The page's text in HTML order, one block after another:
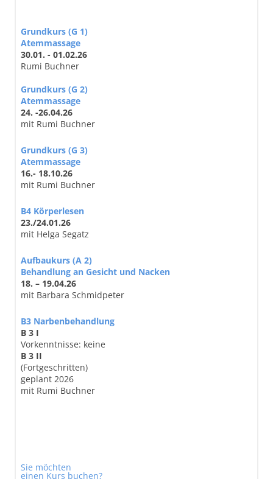
Grundkurs (G 1)
Atemmassage
30.01. - 01.02.26
Rumi Buchner
Grundkurs (G 2)
Atemmassage
24. -26.04.26
mit Rumi Buchner
Grundkurs (G 3)
Atemmassage
16.- 18.10.26
mit Rumi Buchner
B4 Körperlesen
23./24.01.26
mit Helga Segatz
Aufbaukurs (A 2)
Behandlung an Gesicht und Nacken
18. – 19.04.26
mit Barbara Schmidpeter
B3 Narbenbehandlung
B 3 I
Vorkenntnisse: keine
B 3 II
(Fortgeschritten)
geplant 2026
mit Rumi Buchner
Sie möchten
einen Kurs buchen?